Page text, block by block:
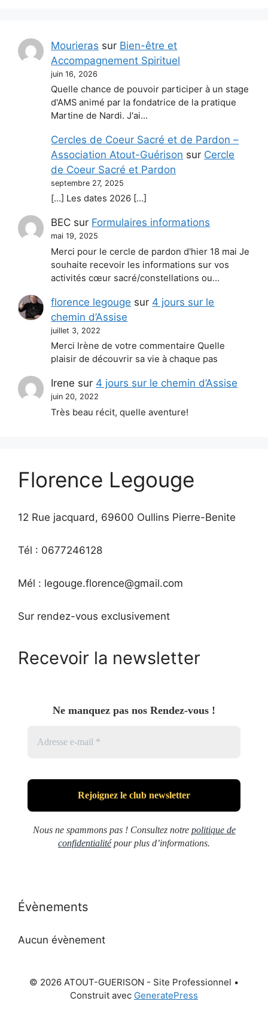
Mourieras sur Bien-être et
Accompagnement Spirituel
juin 16, 2026
Quelle chance de pouvoir participer à un stage
d'AMS animé par la fondatrice de la pratique
Martine de Nardi. J'ai…
Cercles de Coeur Sacré et de Pardon –
Association Atout-Guérison sur Cercle
de Coeur Sacré et Pardon
septembre 27, 2025
[…] Les dates 2026 […]
BEC sur Formulaires informations
mai 19, 2025
Merci pour le cercle de pardon d'hier 18 mai Je
souhaite recevoir les informations sur vos
activités cœur sacré/constellations ou…
florence legouge sur 4 jours sur le
chemin d’Assise
juillet 3, 2022
Merci Irène de votre commentaire Quelle
plaisir de découvrir sa vie à chaque pas
Irene sur 4 jours sur le chemin d’Assise
juin 20, 2022
Très beau récit, quelle aventure!
Florence Legouge
12 Rue jacquard, 69600 Oullins Pierre-Benite
Tél : 0677246128
Mél : legouge.florence@gmail.com
Sur rendez-vous exclusivement
Recevoir la newsletter
Ne manquez pas nos Rendez-vous !
Nous ne spammons pas ! Consultez notre politique de
confidentialitépour plus d’informations.
Évènements
Aucun évènement
© 2026 ATOUT-GUERISON - Site Professionnel •
Construit avec GeneratePress